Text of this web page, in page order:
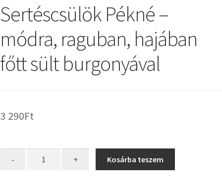
Sertéscsülök Pékné –
módra, raguban, hajában
főtt sült burgonyával
3 290Ft
- + Kosárba teszem